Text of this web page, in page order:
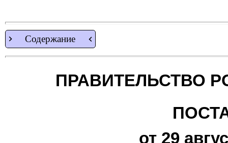
Содержание
ПРАВИТЕЛЬСТВО
от 29